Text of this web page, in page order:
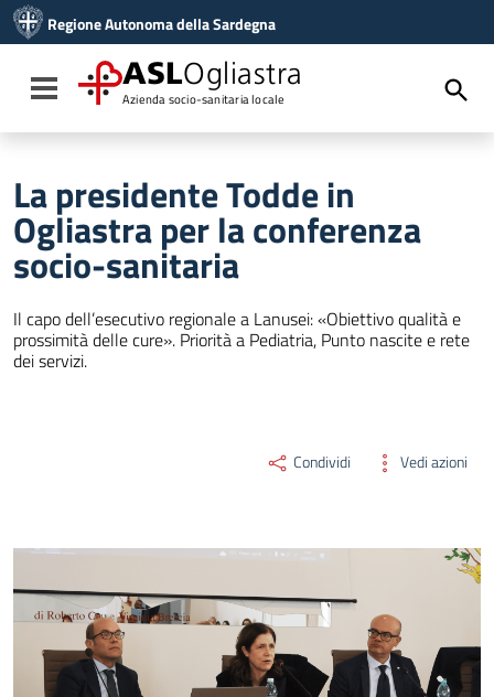
Vai al menu di navigazione
Vai al footer
Regione Autonoma della Sardegna
Toggle navigation
ASLOgliastra
Azienda socio-sanitaria locale
La presidente Todde in
Ogliastra per la conferenza
socio-sanitaria
Il capo dell’esecutivo regionale a Lanusei: «Obiettivo qualità e
prossimità delle cure». Priorità a Pediatria, Punto nascite e rete
dei servizi.
Condividi Vedi azioni